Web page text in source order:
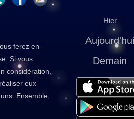
Hier
Aujourd'hui
Demain
ferez en
Si vous
considération,
eux-
Ensemble,